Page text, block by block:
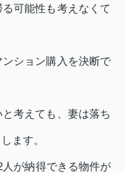
可能性も考えなくて
ション購入を決断で
考えても、妻は落ち
ます。
が納得できる物件が